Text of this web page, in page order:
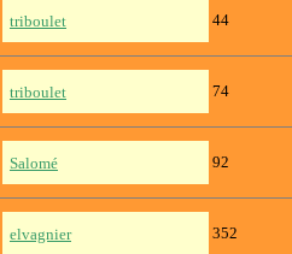
triboulet 44
triboulet 74
Salomé 92
elvagnier 352